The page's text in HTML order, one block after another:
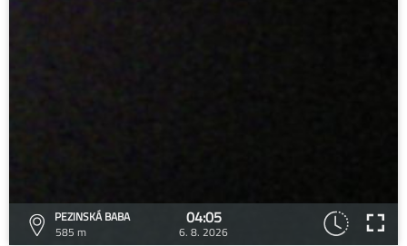
PEZINSKÁ BABA
585 m
04:05
6. 8. 2026